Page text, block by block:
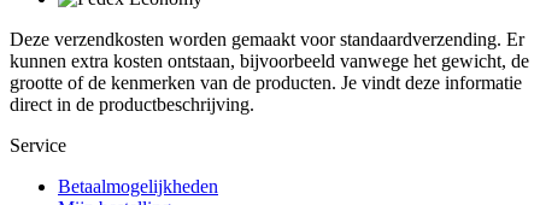
Deze verzendkosten worden gemaakt voor standaardverzending. Er
kunnen extra kosten ontstaan, bijvoorbeeld vanwege het gewicht, de
grootte of de kenmerken van de producten. Je vindt deze informatie
direct in de productbeschrijving.
Service
Betaalmogelijkheden